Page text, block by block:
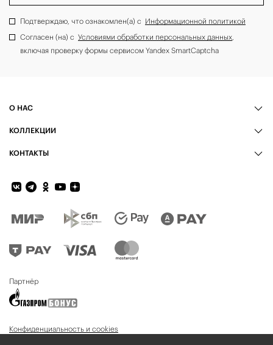
Подтверждаю, что ознакомлен(а) с Информационной политикой
Согласен (на) с Условиями обработки персональных данных,
включая проверку формы сервисом Yandex SmartCaptcha
О НАС
КОЛЛЕКЦИИ
КОНТАКТЫ
Партнёр
Конфиденциальность и cookies